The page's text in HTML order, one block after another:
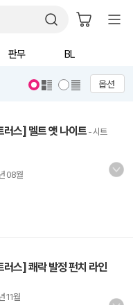
판무 BL
옵션
스] 멜트 앳 나이트 - 시트
08월
스] 쾌락 발정 펀치 라인
11월